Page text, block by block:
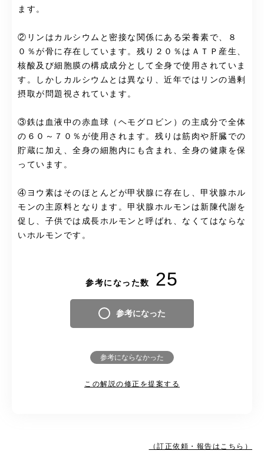
ます。
②リンはカルシウムと密接な関係にある栄養素で、８
０％が骨に存在しています。残り２０％はＡＴＰ産生、
核酸及び細胞膜の構成成分として全身で使用されていま
す。しかしカルシウムとは異なり、近年ではリンの過剰
摂取が問題視されています。
③鉄は血液中の赤血球（ヘモグロビン）の主成分で全体
の６０～７０％が使用されます。残りは筋肉や肝臓での
貯蔵に加え、全身の細胞内にも含まれ、全身の健康を保
っています。
④ヨウ素はそのほとんどが甲状腺に存在し、甲状腺ホル
モンの主原料となります。甲状腺ホルモンは新陳代謝を
促し、子供では成長ホルモンと呼ばれ、なくてはならな
いホルモンです。
参考になった数 25
参考になった
参考にならなかった
この解説の修正を提案する
（訂正依頼・報告はこちら）